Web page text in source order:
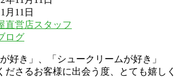
月11日
直営店スタッフ
ログ
好き」、「シュークリームが好き」
ださるお客様に出会う度、とても嬉しく